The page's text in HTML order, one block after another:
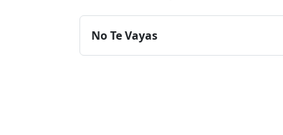
No Te Vayas